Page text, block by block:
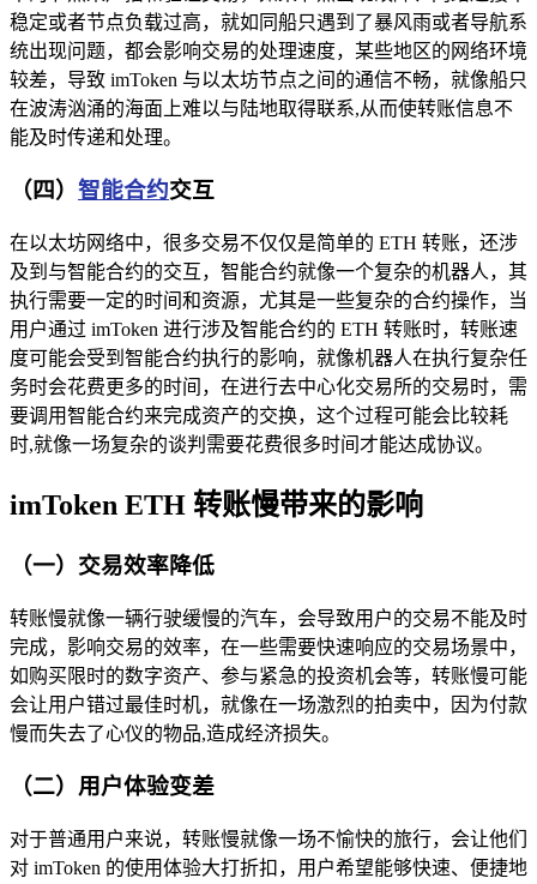
稳定或者节点负载过高，就如同船只遇到了暴风雨或者导航系
统出现问题，都会影响交易的处理速度，某些地区的网络环境
较差，导致 imToken 与以太坊节点之间的通信不畅，就像船只
在波涛汹涌的海面上难以与陆地取得联系,从而使转账信息不
能及时传递和处理。
（四） 智能合约交互
在以太坊网络中，很多交易不仅仅是简单的 ETH 转账，还涉
及到与智能合约的交互，智能合约就像一个复杂的机器人，其
执行需要一定的时间和资源，尤其是一些复杂的合约操作，当
用户通过 imToken 进行涉及智能合约的 ETH 转账时，转账速
度可能会受到智能合约执行的影响，就像机器人在执行复杂任
务时会花费更多的时间，在进行去中心化交易所的交易时，需
要调用智能合约来完成资产的交换，这个过程可能会比较耗
时,就像一场复杂的谈判需要花费很多时间才能达成协议。
imToken ETH 转账慢带来的影响
（一）交易效率降低
转账慢就像一辆行驶缓慢的汽车，会导致用户的交易不能及时
完成，影响交易的效率，在一些需要快速响应的交易场景中，
如购买限时的数字资产、参与紧急的投资机会等，转账慢可能
会让用户错过最佳时机，就像在一场激烈的拍卖中，因为付款
慢而失去了心仪的物品,造成经济损失。
（二）用户体验变差
对于普通用户来说，转账慢就像一场不愉快的旅行，会让他们
对 imToken 的使用体验大打折扣，用户希望能够快速、便捷地